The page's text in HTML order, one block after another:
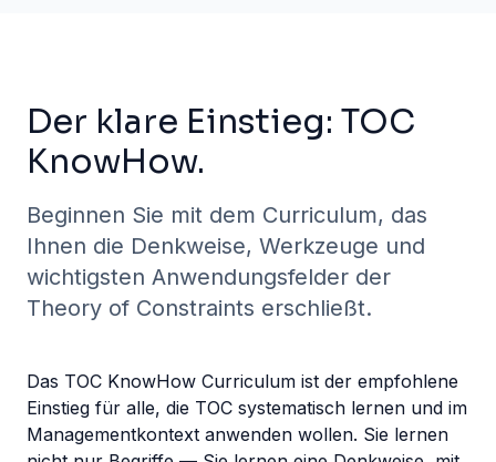
Der klare Einstieg: TOC
KnowHow.
Beginnen Sie mit dem Curriculum, das
Ihnen die Denkweise, Werkzeuge und
wichtigsten Anwendungsfelder der
Theory of Constraints erschließt.
Das TOC KnowHow Curriculum ist der empfohlene
Einstieg für alle, die TOC systematisch lernen und im
Managementkontext anwenden wollen. Sie lernen